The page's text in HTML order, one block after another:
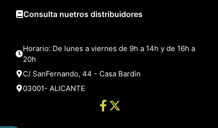
Consulta nuetros distribuidores
Horario: De lunes a viernes de 9h a 14h y de 16h a
20h
C/ SanFernando, 44 - Casa Bardín
03001- ALICANTE